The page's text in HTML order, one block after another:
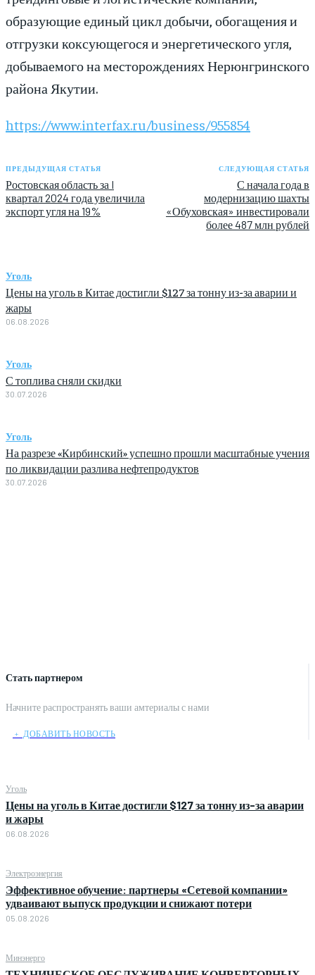
Стать партнером
Начните распространять ваши амтериалы с нами
﹢ ДОБАВИТЬ НОВОСТЬ
Уголь
Цены на уголь в Китае достигли $127 за тонну из-за аварии
и жары
06.08.2026
Электроэнергия
Эффективное обучение: партнеры «Сетевой компании»
удваивают выпуск продукции и снижают потери
05.08.2026
Минэнерго
образующие единый цикл добычи, обогащения и
отгрузки коксующегося и энергетического угля,
добываемого на месторождениях Нерюнгринского
района Якутии.
https://www.interfax.ru/business/955854
ПРЕДЫДУЩАЯ СТАТЬЯ
Ростовская область за I
квартал 2024 года увеличила
экспорт угля на 19%
СЛЕДУЮЩАЯ СТАТЬЯ
С начала года в
модернизацию шахты
«Обуховская» инвестировали
более 487 млн рублей
Уголь
Цены на уголь в Китае достигли $127 за тонну из-за аварии и
жары
06.08.2026
Уголь
С топлива сняли скидки
30.07.2026
Уголь
На разрезе «Кирбинский» успешно прошли масштабные учения
по ликвидации разлива нефтепродуктов
30.07.2026